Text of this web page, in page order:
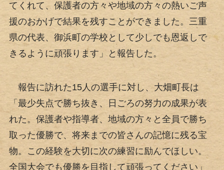
てくれて、保護者の方々や地域の方々の熱いご声
援のおかげで結果を残すことができました。三重
県の代表、御浜町の学校として少しでも恩返しで
きるように頑張ります」と報告した。
報告に訪れた15人の選手に対し、大畑町長は
「最少失点で勝ち抜き、日ごろの努力の成果が表
れた。保護者や指導者、地域の方々と全員で勝ち
取った優勝で、将来までの皆さんの記憶に残る宝
物。この経験を大切に次の練習に励んでほしい。
全国大会でも優勝を目指して頑張ってください」